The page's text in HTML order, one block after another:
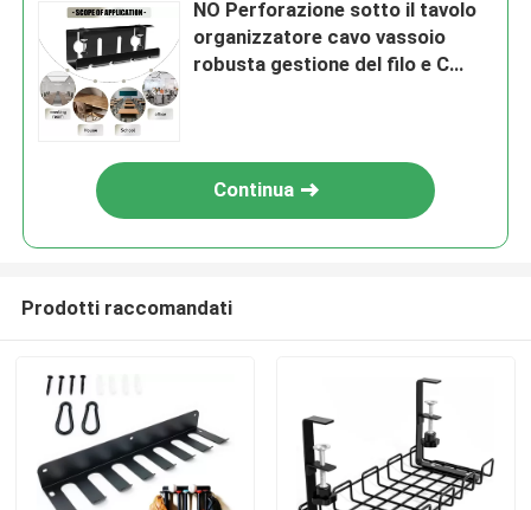
NO Perforazione sotto il tavolo
organizzatore cavo vassoio
robusta gestione del filo e C
Continua
Prodotti raccomandati